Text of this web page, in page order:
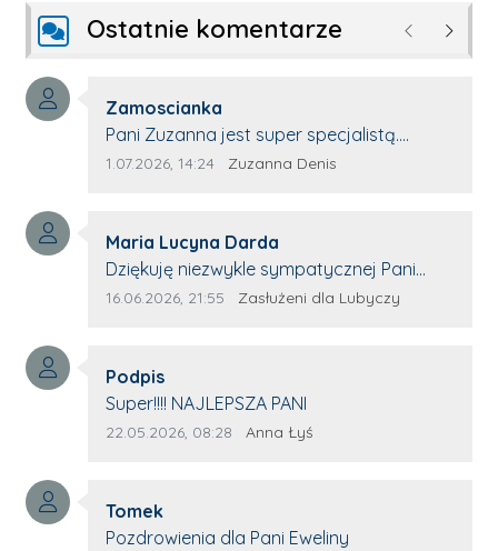
Ostatnie komentarze Poprzednie
Autor komentarza:
Zamoscianka
Treść komentarza:
Pani Zuzanna jest super specjalistą.
Korzystamy z moim pieskiem z jej pomocy
Data dodania komentarza:
1.07.2026, 14:24 Źródło komentarza:
Zuzanna Denis
Autor komentarza:
Maria Lucyna Darda
Treść komentarza:
Dziękuję niezwykle sympatycznej Pani
redaktor Annie Niderla-Kadach za
którym trema odbierała głos.
Data dodania komentarza:
16.06.2026, 21:55 Źródło komentarza:
Zasłużeni dla Lubyczy
Autor komentarza:
Podpis
Treść komentarza:
Super!!!! NAJLEPSZA PANI
Data dodania komentarza:
22.05.2026, 08:28 Źródło komentarza:
Anna Łyś
Autor komentarza:
Tomek
Treść komentarza:
Pozdrowienia dla Pani Eweliny